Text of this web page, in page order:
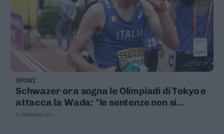
SPORT
Schwazer ora sogna le Olimpiadi di Tokyo e
attacca la Wada: "le sentenze non si
commentano, si eseguono"
21 FEBBRAIO 2021